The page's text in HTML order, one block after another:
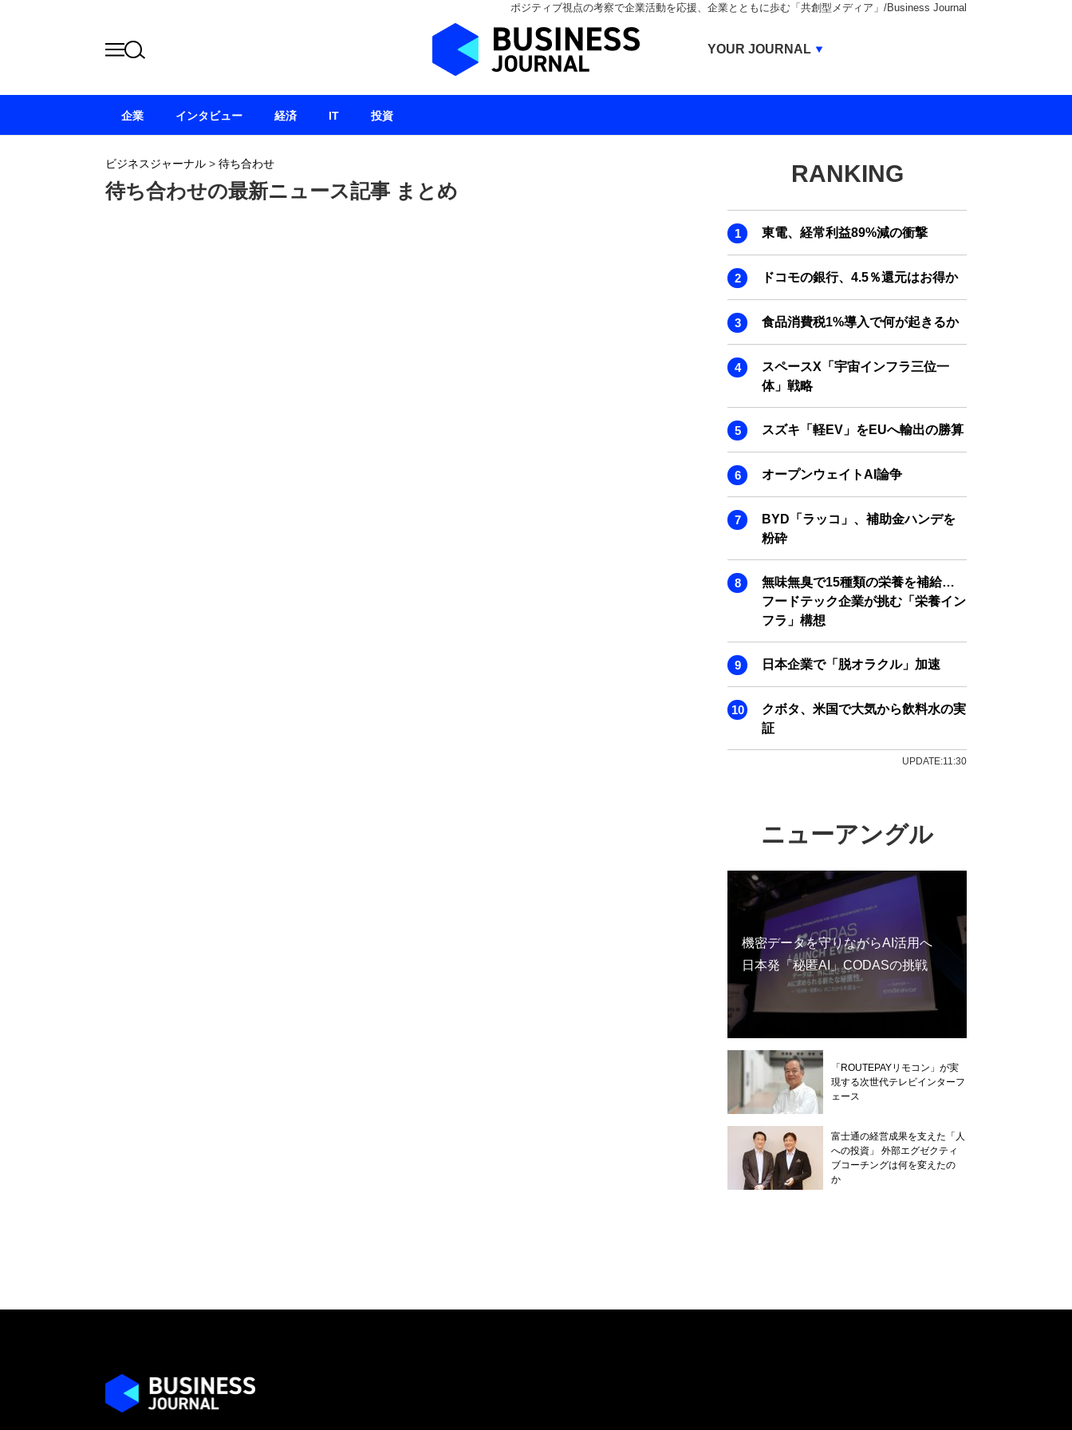
ポジティブ視点の考察で企業活動を応援、企業とともに歩む「共創型メディア」/Business Journal
ビジネスジャーナル > 待ち合わせ
待ち合わせの最新ニュース記事 まとめ
RANKING
東電、経常利益89%減の衝撃
ドコモの銀行、4.5％還元はお得か
食品消費税1%導入で何が起きるか
スペースX「宇宙インフラ三位一
体」戦略
スズキ「軽EV」をEUへ輸出の勝算
オープンウェイトAI論争
BYD「ラッコ」、補助金ハンデを
粉砕
無味無臭で15種類の栄養を補給…
フードテック企業が挑む「栄養イン
フラ」構想
日本企業で「脱オラクル」加速
クボタ、米国で大気から飲料水の実
証
UPDATE:11:30
ニューアングル
機密データを守りながらAI活用へ
日本発「秘匿AI」CODASの挑戦
「ROUTEPAYリモコン」が実
現する次世代テレビインターフ
ェース
富士通の経営成果を支えた「人
への投資」 外部エグゼクティ
ブコーチングは何を変えたの
か
企業 インタビュー 経済 IT 投資
YOUR JOURNAL
BUSINESS JOURNAL
IVS JOURNAL
ENERGY MANAGEMENT JOURNAL
INBOUND JOURNAL
LIFE ENDING JOURNAL
AI JOURNAL
REAL ESTATE BROKERAGE JOURNAL
SMART MARKETING JOURNAL
BPaaS JOURNAL
ADOPTABLE DOG JOURNAL